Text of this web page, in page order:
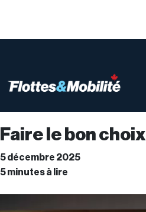
Faire le bon choix
5 décembre 2025
5 minutes à lire